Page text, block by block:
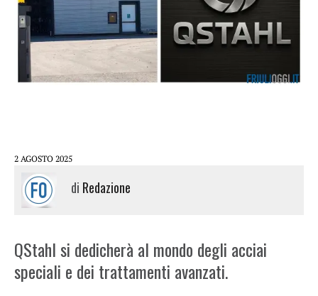
2 AGOSTO 2025
di Redazione
QStahl si dedicherà al mondo degli acciai
speciali e dei trattamenti avanzati.